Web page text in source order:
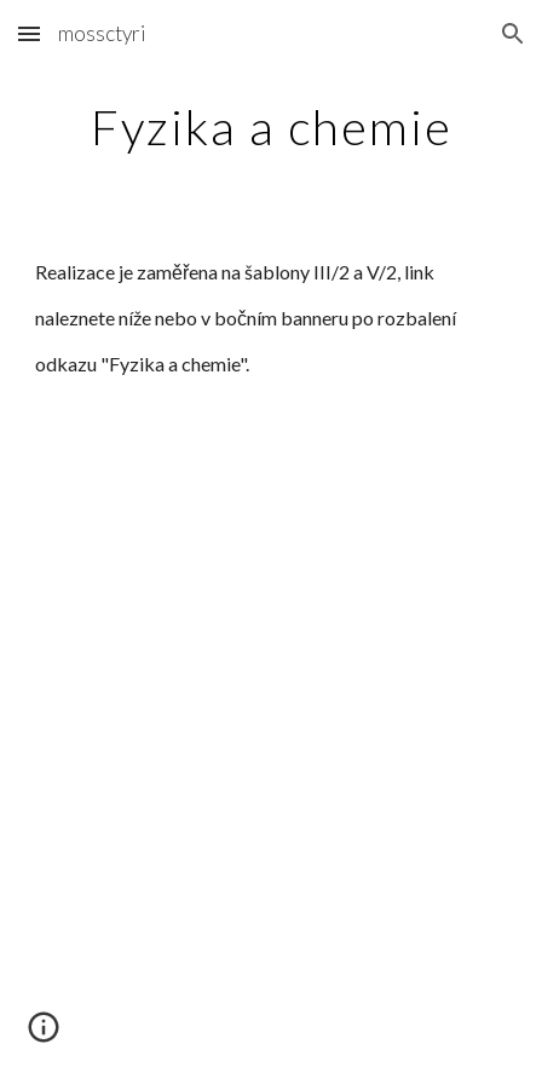
Skip to main content Skip to navigation
mossctyri
Fyzika a chemie
Realizace je zaměřena na šablony III/2 a V/2, link
naleznete níže nebo v bočním banneru po rozbalení
odkazu "Fyzika a chemie".